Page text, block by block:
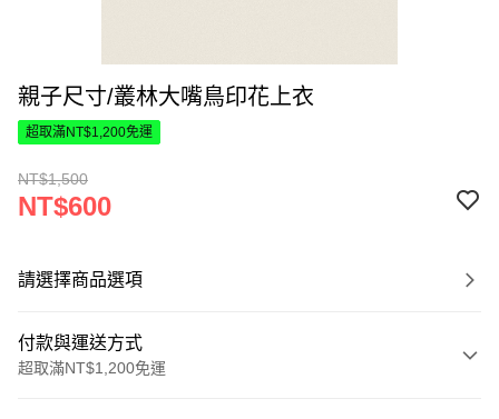
親子尺寸/叢林大嘴鳥印花上衣
超取滿NT$1,200免運
NT$1,500
NT$600
請選擇商品選項
付款與運送方式
超取滿NT$1,200免運